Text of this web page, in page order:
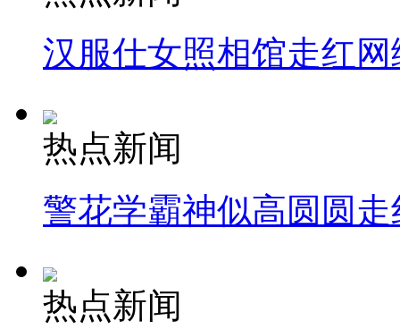
汉服仕女照相馆走红网
热点新闻
警花学霸神似高圆圆走
热点新闻